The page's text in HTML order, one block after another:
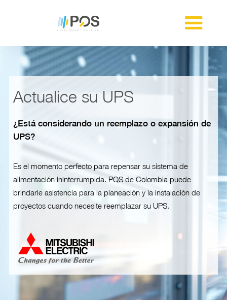
Actualice su UPS
¿Está considerando un reemplazo o expansión de
UPS?
Es el momento perfecto para repensar su sistema de
alimentación ininterrumpida. PQS de Colombia puede
brindarle asistencia para la planeación y la instalación de
proyectos cuando necesite reemplazar su UPS.